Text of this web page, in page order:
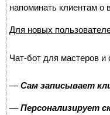
напоминать клиентам
Для новых
Чат-бот для мастеров и
—Сам записывает
—Персонализирует